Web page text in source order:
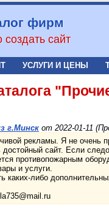
фирм
сайт
УСЛУГИ И ЦЕНЫ
г.Минск от 2022-01-11
рекламы. Я не очень
сайт. Если
противопожарным
и услуги.
каких-либо